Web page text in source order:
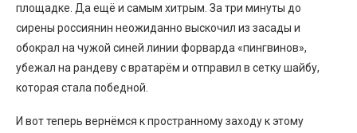
площадке. Да ещё и самым хитрым. За три минуты до
сирены россиянин неожиданно выскочил из засады и
обокрал на чужой синей линии форварда «пингвинов»,
убежал на рандеву с вратарём и отправил в сетку шайбу,
которая стала победной.
И вот теперь вернёмся к пространному заходу к этому